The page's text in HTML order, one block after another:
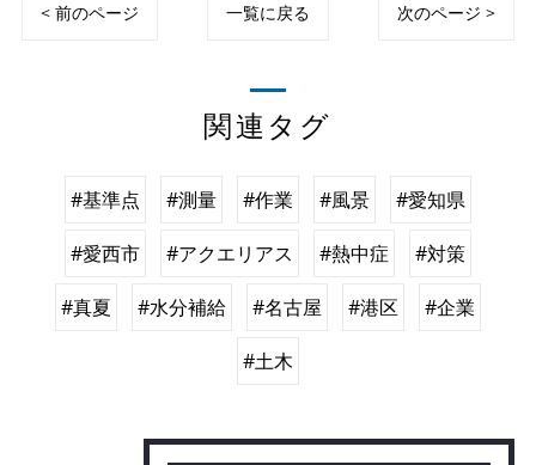
< 前のページ 一覧に戻る 次のページ >
関連タグ
#基準点 #測量 #作業 #風景 #愛知県
#愛西市 #アクエリアス #熱中症 #対策
#真夏 #水分補給 #名古屋 #港区 #企業
#土木